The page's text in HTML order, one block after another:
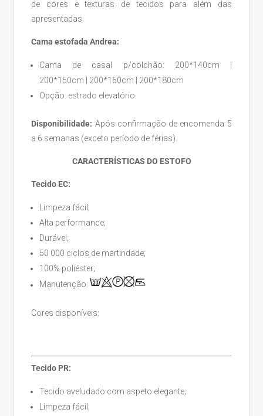
de cores e texturas de tecidos para além das
apresentadas.
Cama estofada Andrea:
Cama de casal p/colchão: 200*140cm |
200*150cm | 200*160cm | 200*180cm
Opção: estrado elevatório.
Disponibilidade: Após confirmação de encomenda 5
a 6 semanas (exceto período de férias).
CARACTERÍSTICAS DO ESTOFO
Tecido EC:
Limpeza fácil;
Alta performance;
Durável;
50 000 ciclos de martindade;
100% poliéster;
Manutenção:
Cores disponíveis:
Tecido PR:
Tecido aveludado com aspeto elegante;
Limpeza fácil;